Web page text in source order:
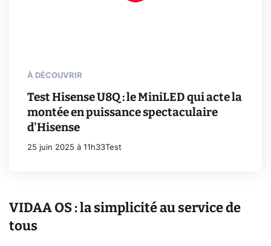
À DÉCOUVRIR
Test Hisense U8Q : le MiniLED qui acte la
montée en puissance spectaculaire
d'Hisense
25 juin 2025 à 11h33 Test
VIDAA OS : la simplicité au service de
tous